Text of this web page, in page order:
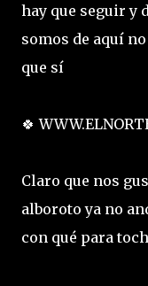
hay que seguir y
somos de aquí
que sí
🍀
Claro que nos
alboroto ya no
con qué para